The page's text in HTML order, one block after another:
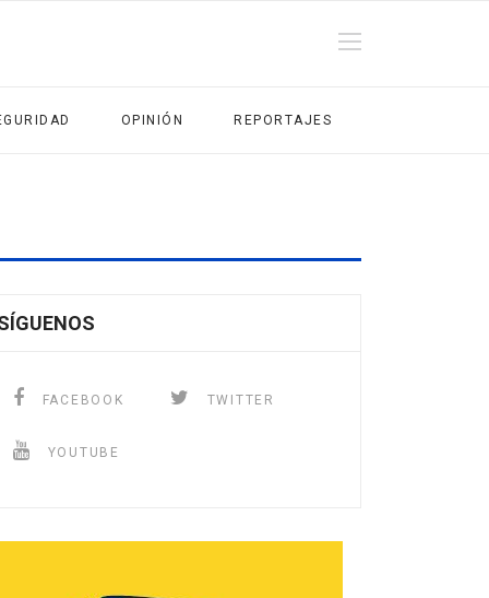
OPINIÓN REPORTAJES
FACEBOOK TWITTER
YOUTUBE